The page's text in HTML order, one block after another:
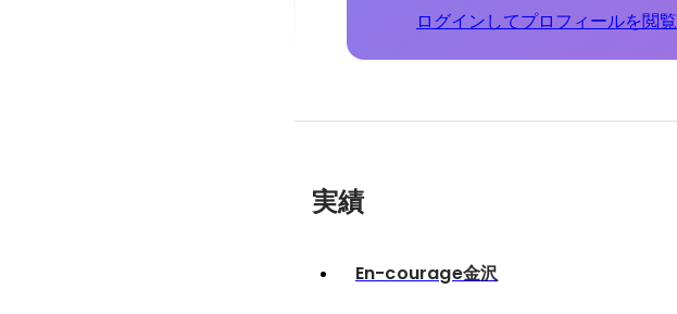
ログインしてプロフィールを閲覧
実績
En-courage金沢